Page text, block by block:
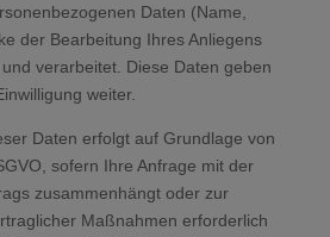
Daten (Name,
der Bearbeitung Ihres Anliegens
verarbeitet. Diese Daten geben
weiter.
Daten erfolgt auf Grundlage von
sofern Ihre Anfrage mit der
zusammenhängt oder zur
Maßnahmen erforderlich